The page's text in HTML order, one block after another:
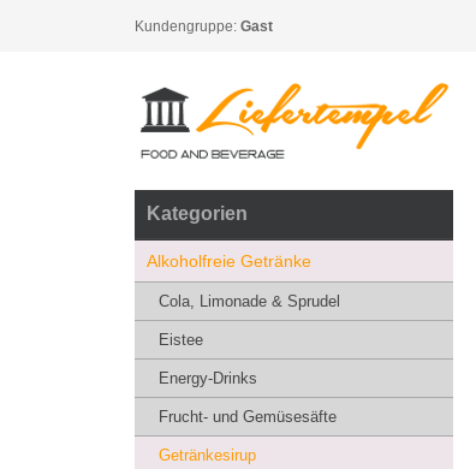
Kundengruppe: Gast
Kategorien
Alkoholfreie Getränke
Cola, Limonade & Sprudel
Eistee
Energy-Drinks
Frucht- und Gemüsesäfte
Getränkesirup